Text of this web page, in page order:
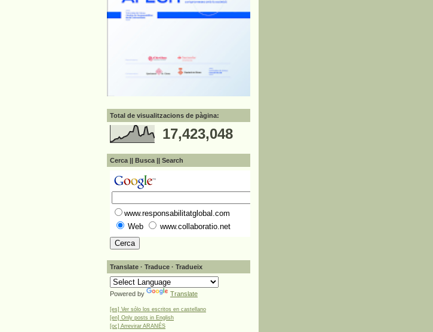
Total de visualitzacions de pàgina:
17,423,048
Cerca || Busca || Search
www.responsabilitatglobal.com
Web
www.collaboratio.net
Translate · Traduce · Tradueix
Powered by Translate
[es] Ver sólo los escritos en castellano
[en] Only posts in English
[oc] Arrevirar ARANÉS